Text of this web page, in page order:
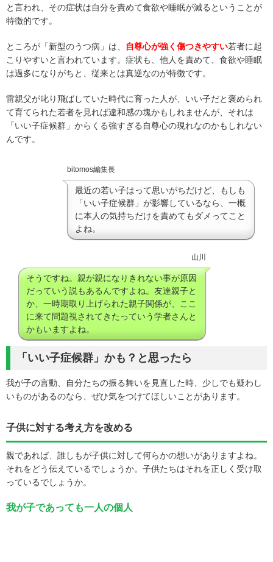
と言われ、その症状は自分を責めて食欲や睡眠が減るということが
特徴的です。
ところが「新型のうつ病」は、 自尊心が強く傷つきやすい若者に起
こりやすいと言われています。症状も、他人を責めて、食欲や睡眠
は過多になりがちと、従来とは真逆なのが特徴です。
雷親父が叱り飛ばしていた時代に育った人が、いい子だと褒められ
て育てられた若者を見れば違和感の塊かもしれませんが、それは
「いい子症候群」からくる強すぎる自尊心の現れなのかもしれない
んです。
bitomos編集長
最近の若い子はって思いがちだけど、もしも
「いい子症候群」が影響しているなら、一概
に本人の気持ちだけを責めてもダメってこと
よね。
山川
そうですね。親が親になりきれない事が原因
だっていう説もあるんですよね。友達親子と
か、一時期取り上げられた親子関係が、ここ
に来て問題視されてきたっていう学者さんと
かもいますよね。
「いい子症候群」かも？と思ったら
我が子の言動、自分たちの振る舞いを見直した時、少しでも疑わし
いものがあるのなら、ぜひ気をつけてほしいことがあります。
子供に対する考え方を改める
親であれば、誰しもが子供に対して何らかの想いがありますよね。
それをどう伝えているでしょうか。子供たちはそれを正しく受け取
っているでしょうか。
我が子であっても一人の個人